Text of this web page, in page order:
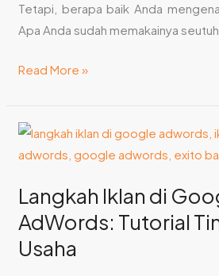
Tetapi, berapa baik Anda
Apa Anda sudah memakainya
Read More »
Langkah Iklan di
AdWords: Tutorial
Usaha
Langkah
Iklan
Google
AdWords:
Tutorial
Tingkatkan